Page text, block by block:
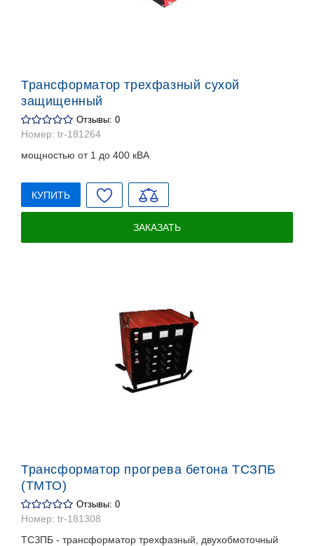
Трансформатор трехфазный сухой
защищенный
Отзывы: 0
Номер: tr-181264
мощностью от 1 до 400 кВА
КУПИТЬ
ЗАКАЗАТЬ
Трансформатор прогрева бетона ТСЗПБ
(ТМТО)
Отзывы: 0
Номер: tr-181308
ТСЗПБ - трансформатор трехфазный, двухобмоточный